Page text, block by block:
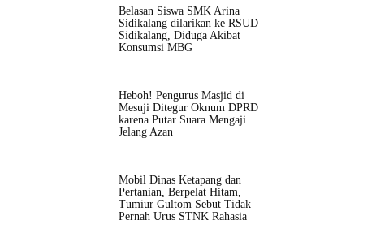
Belasan Siswa SMK Arina
Sidikalang dilarikan ke RSUD
Sidikalang, Diduga Akibat
Konsumsi MBG
Heboh! Pengurus Masjid di
Mesuji Ditegur Oknum DPRD
karena Putar Suara Mengaji
Jelang Azan
Mobil Dinas Ketapang dan
Pertanian, Berpelat Hitam,
Tumiur Gultom Sebut Tidak
Pernah Urus STNK Rahasia